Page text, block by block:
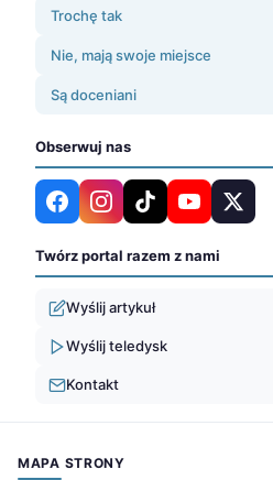
Trochę tak
Nie, mają swoje miejsce
Są doceniani
Obserwuj nas
Twórz portal razem z nami
Wyślij artykuł
Wyślij teledysk
Kontakt
MAPA STRONY